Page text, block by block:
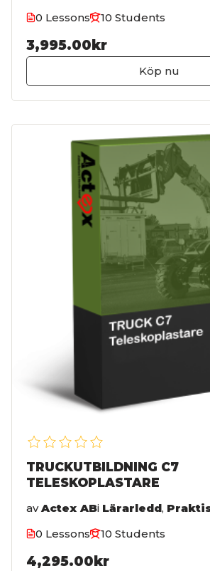
0 Lessons
10 Students
3,995.00kr
Köp nu
TRUCKUTBILDNING C7
TELESKOPLASTARE
av Actex ABi Lärarledd,
0 Lessons
10 Students
4,295.00kr